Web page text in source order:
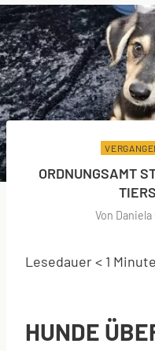
ORDNUNGSAMT
Von
Lesedauer< 1 Minute
HUNDE